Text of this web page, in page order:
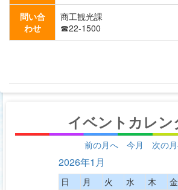
問い合
わせ
商工観光課
☎22-1500
イベントカレン
前の月へ 今月 次の
2026年1月
日 月 火 水 木 金